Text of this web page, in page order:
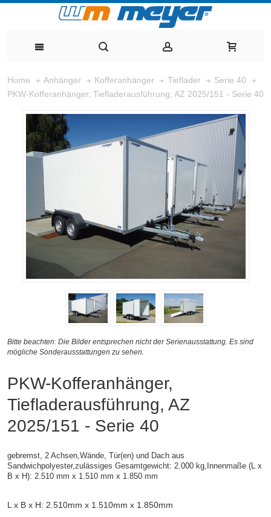
Home Anhänger Kofferanhänger Tieflader
Serie 40
PKW-Kofferanhänger, Tiefladerausführung, AZ 2025/151 - Serie 40
Bitte beachten: Die Bilder entsprechen nicht der Serienausstattung. Es sind
mögliche Sonderausstattungen zu sehen.
PKW-Kofferanhänger,
Tiefladerausführung, AZ
2025/151 - Serie 40
gebremst, 2 Achsen,Wände, Tür(en) und Dach aus
Sandwichpolyester,zulässiges Gesamtgewicht: 2.000 kg, Innenmaße (L x
B x H): 2.510 mm x 1.510 mm x 1.850 mm
L x B x H: 2.510mm x 1.510mm x 1.850mm